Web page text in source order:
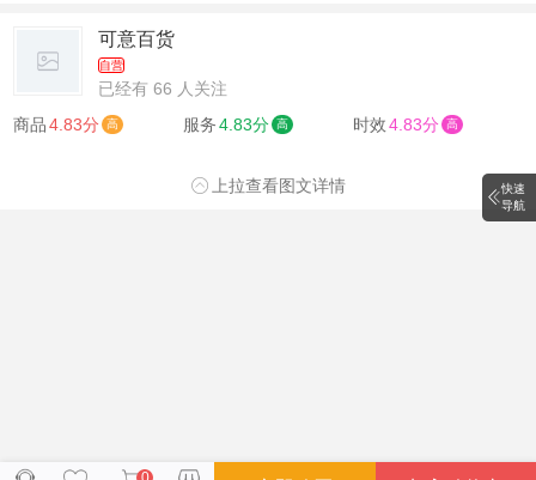
可意百货
自营
已经有 66 人关注
商品 4.83分 高 服务 4.83分 高 时效 4.83分 高
上拉查看图文详情
快速
导航